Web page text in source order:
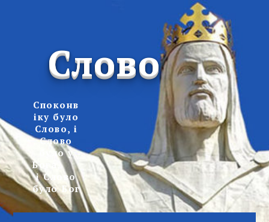
Слово
Споконв
іку було
Слово, і
Слово
було у
Бога,
і Слово
було Бог